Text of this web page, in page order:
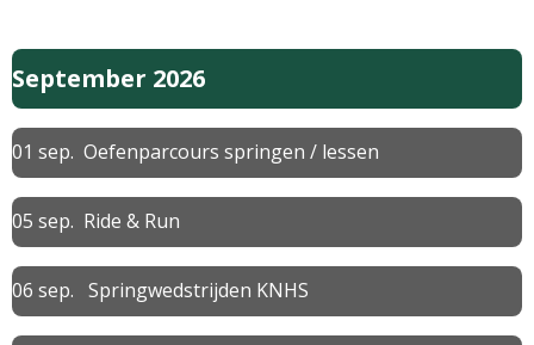
September 2026
01 sep. Oefenparcours springen / lessen
05 sep. Ride & Run
06 sep. Springwedstrijden KNHS